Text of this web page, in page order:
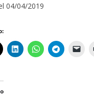
04/04/2019